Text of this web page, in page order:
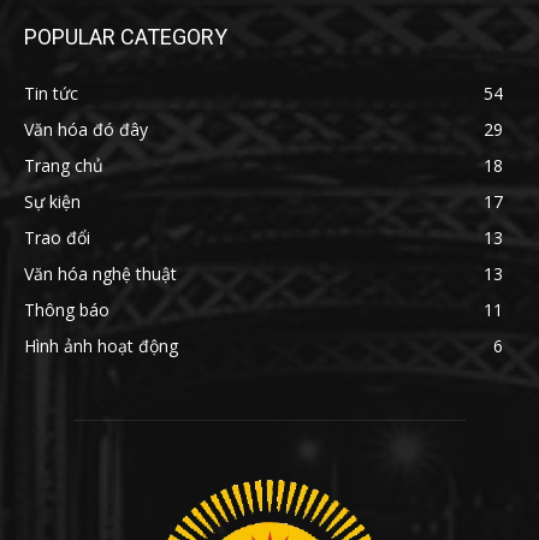
POPULAR CATEGORY
Tin tức
54
Văn hóa đó đây
29
Trang chủ
18
Sự kiện
17
Trao đổi
13
Văn hóa nghệ thuật
13
Thông báo
11
Hình ảnh hoạt động
6